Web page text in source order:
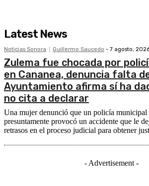
Latest News
Noticias Sonora Guillermo Saucedo - 7 agosto,
Zulema fue chocada por
en Cananea, denuncia falta
Ayuntamiento afirma sí ha
no cita a declarar
Una mujer denunció que un policía municipal
presuntamente provocó un accidente que le
retrasos en el proceso judicial para obtener
- Advertisement -